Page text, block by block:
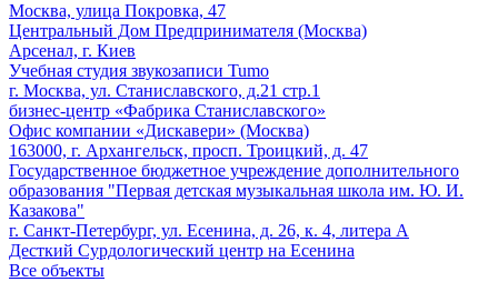
Москва, улица Покровка, 47
Центральный Дом Предпринимателя (Москва)
Арсенал, г. Киев
Учебная студия звукозаписи Tumo
г. Москва, ул. Станиславского, д.21 стр.1
бизнес-центр «Фабрика Станиславского»
Офис компании «Дискавери» (Москва)
163000, г. Архангельск, просп. Троицкий, д. 47
Государственное бюджетное учреждение дополнительного
образования "Первая детская музыкальная школа им. Ю. И.
Казакова"
г. Санкт-Петербург, ул. Есенина, д. 26, к. 4, литера А
Десткий Сурдологический центр на Есенина
Все объекты